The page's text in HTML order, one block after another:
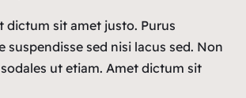
dictum sit amet justo. Purus
suspendisse sed nisi lacus sed. Non
ut etiam. Amet dictum sit